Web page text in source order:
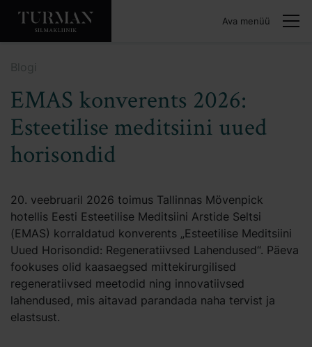
Ava menüü
Blogi
EMAS konverents 2026:
Esteetilise meditsiini uued
horisondid
20. veebruaril 2026 toimus Tallinnas Mövenpick
hotellis Eesti Esteetilise Meditsiini Arstide Seltsi
(EMAS) korraldatud konverents „Esteetilise Meditsiini
Uued Horisondid: Regeneratiivsed Lahendused“. Päeva
fookuses olid kaasaegsed mittekirurgilised
regeneratiivsed meetodid ning innovatiivsed
lahendused, mis aitavad parandada naha tervist ja
elastsust.